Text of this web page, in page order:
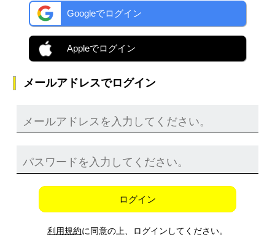
Googleでログイン
Appleでログイン
メールアドレスでログイン
ログイン
利用規約に同意の上、ログインしてください。